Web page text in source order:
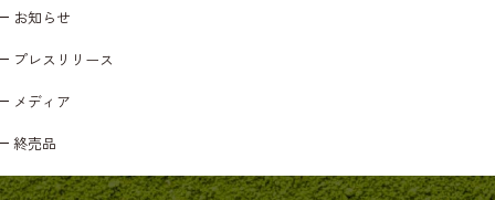
お知らせ
プレスリリース
メディア
終売品